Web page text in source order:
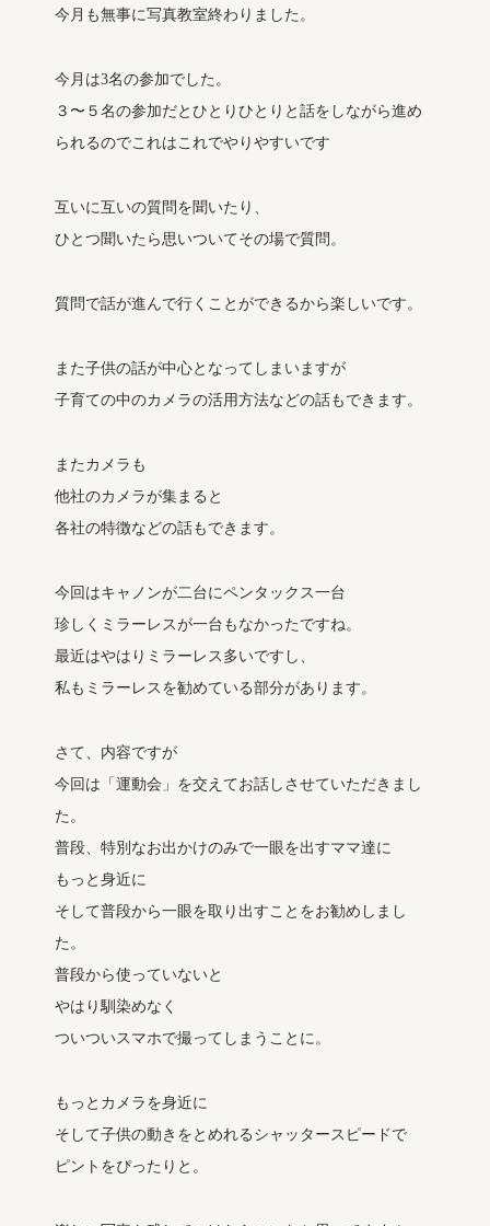
今月も無事に写真教室終わりました。
今月は3名の参加でした。
３〜５名の参加だとひとりひとりと話をしながら進め
られるのでこれはこれでやりやすいです
互いに互いの質問を聞いたり、
ひとつ聞いたら思いついてその場で質問。
質問で話が進んで行くことができるから楽しいです。
また子供の話が中心となってしまいますが
子育ての中のカメラの活用方法などの話もできます。
またカメラも
他社のカメラが集まると
各社の特徴などの話もできます。
今回はキャノンが二台にペンタックス一台
珍しくミラーレスが一台もなかったですね。
最近はやはりミラーレス多いですし、
私もミラーレスを勧めている部分があります。
さて、内容ですが
今回は「運動会」を交えてお話しさせていただきまし
た。
普段、特別なお出かけのみで一眼を出すママ達に
もっと身近に
そして普段から一眼を取り出すことをお勧めしまし
た。
普段から使っていないと
やはり馴染めなく
ついついスマホで撮ってしまうことに。
もっとカメラを身近に
そして子供の動きをとめれるシャッタースピードで
ピントをぴったりと。